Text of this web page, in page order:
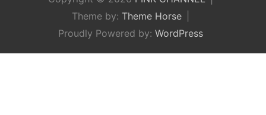
Theme by: Theme Horse
Proudly Powered by: WordPress